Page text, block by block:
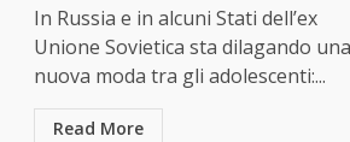
In Russia e in alcuni Stati dell’ex
Unione Sovietica sta dilagando una
nuova moda tra gli adolescenti:...
Read More